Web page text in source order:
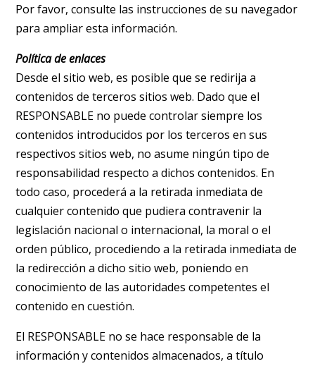
Por favor, consulte las instrucciones de su navegador
para ampliar esta información.
Política de enlaces
Desde el sitio web, es posible que se redirija a
contenidos de terceros sitios web. Dado que el
RESPONSABLE no puede controlar siempre los
contenidos introducidos por los terceros en sus
respectivos sitios web, no asume ningún tipo de
responsabilidad respecto a dichos contenidos. En
todo caso, procederá a la retirada inmediata de
cualquier contenido que pudiera contravenir la
legislación nacional o internacional, la moral o el
orden público, procediendo a la retirada inmediata de
la redirección a dicho sitio web, poniendo en
conocimiento de las autoridades competentes el
contenido en cuestión.
El RESPONSABLE no se hace responsable de la
información y contenidos almacenados, a título